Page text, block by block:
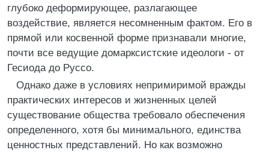
глубоко деформирующее, разлагающее
воздействие, является несомненным фактом. Его в
прямой или косвенной форме признавали многие,
почти все ведущие домарксистские идеологи - от
Гесиода до Руссо.
Однако даже в условиях непримиримой вражды
практических интересов и жизненных целей
существование общества требовало обеспечения
определенного, хотя бы минимального, единства
ценностных представлений. Но как возможно